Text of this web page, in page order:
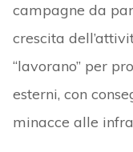
campagne da
crescita
“lavorano” per
esterni, con
minacce alle